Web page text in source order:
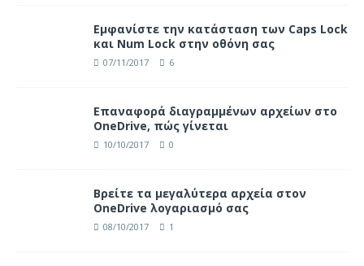
Eμφανίστε την κατάσταση των Caps Lock
και Num Lock στην οθόνη σας
07/11/2017 6
Επαναφορά διαγραμμένων αρχείων στο
OneDrive, πώς γίνεται
10/10/2017 0
Βρείτε τα μεγαλύτερα αρχεία στον
OneDrive λογαριασμό σας
08/10/2017 1